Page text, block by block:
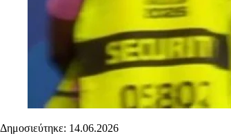
Δημοσιεύτηκε: 14.06.2026